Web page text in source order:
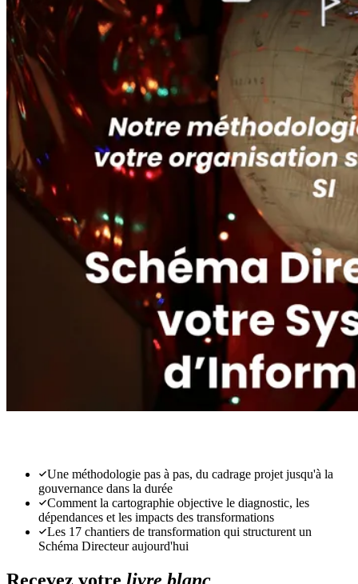
Une méthodologie pas à pas, du cadrage projet jusqu'à la
gouvernance dans la durée
Comment la cartographie objective le diagnostic, les
dépendances et les impacts des transformations
Les 17 chantiers de transformation qui structurent un
Schéma Directeur aujourd'hui